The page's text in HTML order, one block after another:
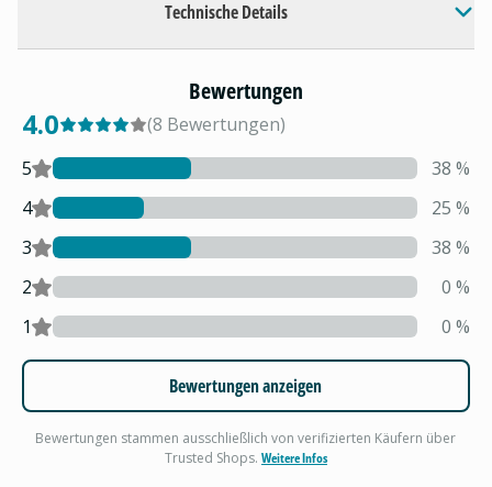
Technische Details
Bewertungen
4.0 (8 Bewertungen)
5
38 %
4
25 %
3
38 %
2
0 %
1
0 %
Bewertungen anzeigen
Bewertungen stammen ausschließlich von verifizierten Käufern über
Trusted Shops. Weitere Infos